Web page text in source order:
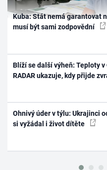
Kuba: Stát nemá garantovat
musí být sami zodpovědní
Blíží se další výheň: Teploty
RADAR ukazuje, kdy přijde
Ohnivý úder v týlu: Ukrajinci
si vyžádal i život dítěte